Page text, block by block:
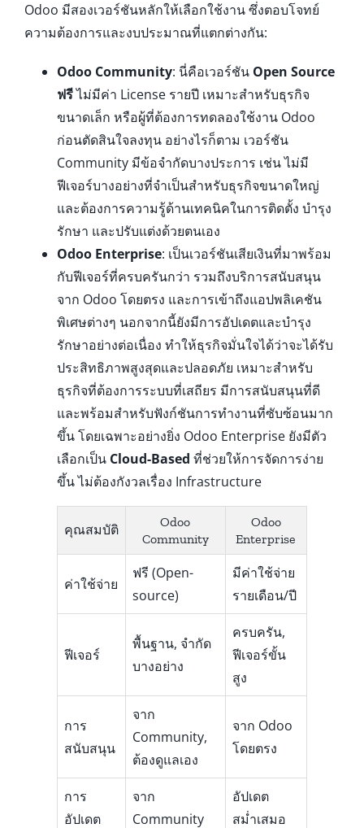
Odoo มีสองเวอร์ชันหลักให้เลือกใช้งาน ซึ่งตอบโจทย์
ความต้องการและงบประมาณที่แตกต่างกัน:
Odoo Community: นี่คือเวอร์ชัน Open Source
ฟรีไม่มีค่า License รายปี เหมาะสำหรับธุรกิจ
ขนาดเล็ก หรือผู้ที่ต้องการทดลองใช้งาน Odoo
ก่อนตัดสินใจลงทุน อย่างไรก็ตาม เวอร์ชัน
Community มีข้อจำกัดบางประการ เช่น ไม่มี
ฟีเจอร์บางอย่างที่จำเป็นสำหรับธุรกิจขนาดใหญ่
และต้องการความรู้ด้านเทคนิคในการติดตั้ง บำรุง
รักษา และปรับแต่งด้วยตนเอง
Odoo Enterprise: เป็นเวอร์ชันเสียเงินที่มาพร้อม
กับฟีเจอร์ที่ครบครันกว่า รวมถึงบริการสนับสนุน
จาก Odoo โดยตรง และการเข้าถึงแอปพลิเคชัน
พิเศษต่างๆ นอกจากนี้ยังมีการอัปเดตและบำรุง
รักษาอย่างต่อเนื่อง ทำให้ธุรกิจมั่นใจได้ว่าจะได้รับ
ประสิทธิภาพสูงสุดและปลอดภัย เหมาะสำหรับ
ธุรกิจที่ต้องการระบบที่เสถียร มีการสนับสนุนที่ดี
และพร้อมสำหรับฟังก์ชันการทำงานที่ซับซ้อนมาก
ขึ้น โดยเฉพาะอย่างยิ่ง Odoo Enterprise ยังมีตัว
เลือกเป็น Cloud-Based ที่ช่วยให้การจัดการง่าย
ขึ้น ไม่ต้องกังวลเรื่อง Infrastructure
คุณสมบัติ
Odoo
Community
Odoo
Enterprise
ค่าใช้จ่าย
ฟรี (Open-
source)
มีค่าใช้จ่าย
รายเดือน/ปี
ฟีเจอร์
พื้นฐาน, จำกัด
บางอย่าง
ครบครัน,
ฟีเจอร์ขั้น
สูง
การ
สนับสนุน
จาก
Community,
ต้องดูแลเอง
จาก Odoo
โดยตรง
การ
อัปเดต
จาก
Community
อัปเดต
สม่ำเสมอ